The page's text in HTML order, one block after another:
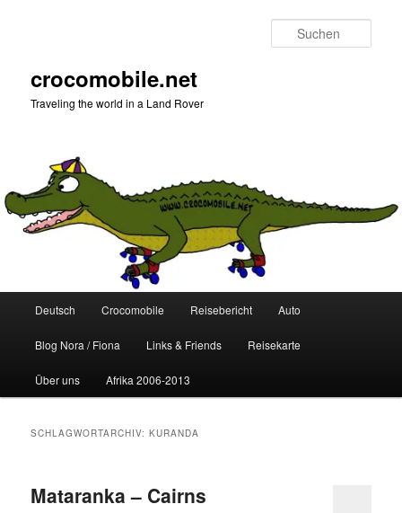
crocomobile.net
Traveling the world in a Land Rover
Deutsch Crocomobile Reisebericht Auto
Blog Nora / Fiona Links & Friends Reisekarte
Über uns Afrika 2006-2013
SCHLAGWORTARCHIV:KURANDA
Mataranka – Cairns